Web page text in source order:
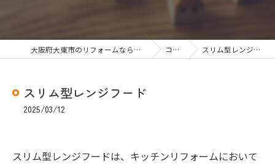
大阪府大東市のリフォームならすまいりー コラム スリム型レンジフード
スリム型レンジフード
2025/03/12
スリム型レンジフードは、キッチンリフォームにおいて